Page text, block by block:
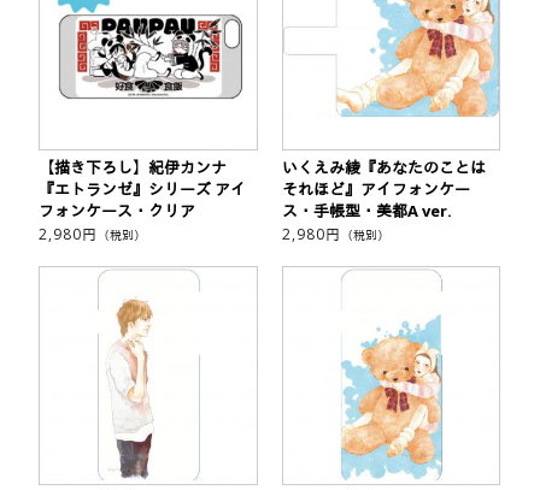
【描き下ろし】紀伊カンナ
『エトランゼ』シリーズ アイ
フォンケース・クリア
2,980円 （税別）
いくえみ綾『あなたのことは
それほど』アイフォンケー
ス・手帳型・美都A ver.
2,980円 （税別）